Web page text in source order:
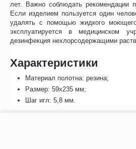
лет. Важно соблюдать рекомендации
Если изделием пользуется один
удалять с помощью жидкого
эксплуатируется в медицинском
дезинфекция нехлорсодержащими
Характеристики
Материал полотна: резина;
Размер: 59х235 мм;
Шаг игл: 5,8 мм.